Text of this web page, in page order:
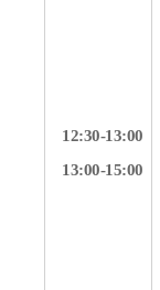
12:30-13:00
13:00-15:00